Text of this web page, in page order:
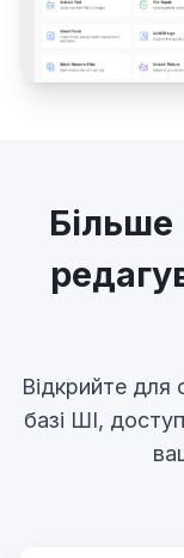
Більше
Відкрийте для
базі ШІ,